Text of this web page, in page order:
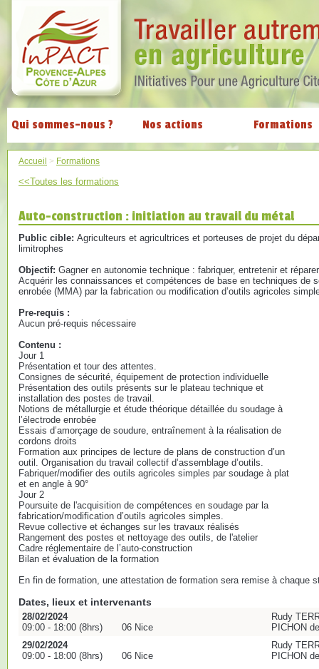
Qui sommes-nous ? Nos actions Formations
Accueil > Formations
<<Toutes les formations
Auto-construction : initiation au travail du métal
Public cible: Agriculteurs et agricultrices et porteuses de projet du
limitrophes
Objectif: Gagner en autonomie technique : fabriquer, entretenir et
Acquérir les connaissances et compétences de base en techniques de
enrobée (MMA) par la fabrication ou modification d’outils agricoles
Pre-requis :
Aucun pré-requis nécessaire
Contenu :
Jour 1
Présentation et tour des attentes.
Consignes de sécurité, équipement de protection individuelle
Présentation des outils présents sur le plateau technique et
installation des postes de travail.
Notions de métallurgie et étude théorique détaillée du soudage à
l’électrode enrobée
Essais d’amorçage de soudure, entraînement à la réalisation de
cordons droits
Formation aux principes de lecture de plans de construction d’un
outil. Organisation du travail collectif d’assemblage d’outils.
Fabriquer/modifier des outils agricoles simples par soudage à plat
et en angle à 90°
Jour 2
Poursuite de l'acquisition de compétences en soudage par la
fabrication/modification d’outils agricoles simples.
Revue collective et échanges sur les travaux réalisés
Rangement des postes et nettoyage des outils, de l'atelier
Cadre réglementaire de l’auto-construction
Bilan et évaluation de la formation
En fin de formation, une attestation de formation sera remise à chaque
Dates, lieux et intervenants
28/02/2024
09:00 - 18:00 (8hrs)
06 Nice
Rudy
PICHON
29/02/2024
09:00 - 18:00 (8hrs)
06 Nice
Rudy
PICHON